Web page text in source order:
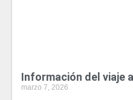
Información del viaje
marzo 7, 2026